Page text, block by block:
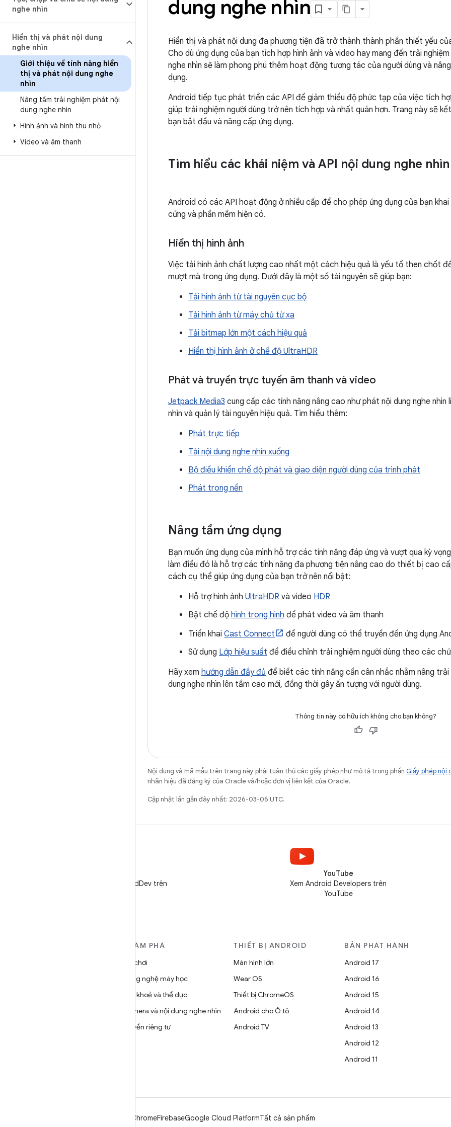
nghe nhìn
Hiển thị và phát nội dung
nghe nhìn
Giới thiệu về tính năng hiển
thị và phát nội dung nghe
nhìn
Nâng tầm trải nghiệm phát nội
dung nghe nhìn
Hình ảnh và hình thu nhỏ
Video và âm thanh
dung nghe nhìn
Hiển thị và phát nội dung đa phương tiện đã trở thành thành phần thiết yếu
Cho dù ứng dụng của bạn tích hợp hình ảnh và video hay mang đến trải
nghe nhìn sẽ làm phong phú thêm hoạt động tương tác của người dùng và
dụng.
Android tiếp tục phát triển các API để giảm thiểu độ phức tạp của việc tích
giúp trải nghiệm người dùng trở nên tích hợp và nhất quán hơn. Trang này sẽ
bạn bắt đầu và nâng cấp ứng dụng.
Tìm hiểu các khái niệm và API nội dung nghe
Android có các API hoạt động ở nhiều cấp để cho phép ứng dụng của bạn
cứng và phần mềm hiện có.
Hiển thị hình ảnh
Việc tải hình ảnh chất lượng cao nhất một cách hiệu quả là yếu tố then chốt
mượt mà trong ứng dụng. Dưới đây là một số tài nguyên sẽ giúp bạn:
Tải hình ảnh từ tài nguyên cục bộ
Tải hình ảnh từ máy chủ từ xa
Tải bitmap lớn một cách hiệu quả
Hiển thị hình ảnh ở chế độ UltraHDR
Phát và truyền trực tuyến âm thanh và video
Jetpack Media3 cung cấp các tính năng nâng cao như phát nội dung nghe nhìn
nhìn và quản lý tài nguyên hiệu quả. Tìm hiểu thêm:
Phát trực tiếp
Tải nội dung nghe nhìn xuống
Bộ điều khiển chế độ phát và giao diện người dùng của trình phát
Phát trong nền
Nâng tầm ứng dụng
Bạn muốn ứng dụng của mình hỗ trợ các tính năng đáp ứng và vượt qua kỳ
làm điều đó là hỗ trợ các tính năng đa phương tiện nâng cao do thiết bị cao
cách cụ thể giúp ứng dụng của bạn trở nên nổi bật:
Hỗ trợ hình ảnh UltraHDR và video HDR
Bật chế độ hình trong hình để phát video và âm thanh
Triển khai Cast Connect
để người dùng có thể truyền đến ứng dụng
Sử dụng Lớp hiệu suất để điều chỉnh trải nghiệm người dùng theo các
Hãy xem hướng dẫn đầy đủ để biết các tính năng cần cân nhắc nhằm nâng
dung nghe nhìn lên tầm cao mới, đồng thời gây ấn tượng với người dùng.
Thông tin này có hữu ích không cho bạn không?
Nội dung và mã mẫu trên trang này phải tuân thủ các giấy phép như mô tả trong phần Giấy phép nội
nhãn hiệu đã đăng ký của Oracle và/hoặc đơn vị liên kết của Oracle.
Cập nhật lần gần đây nhất: 2026-03-06 UTC.
Theo dõi @AndroidDev trên
YouTube
Xem Android Developers trên
YouTube
KHÁM PHÁ
Trò chơi
Công nghệ máy học
Sức khoẻ và thể dục
Camera và nội dung nghe nhìn
Quyền riêng tư
THIẾT BỊ ANDROID
Màn hình lớn
Wear OS
Thiết bị ChromeOS
Android cho Ô tô
Android TV
BẢN PHÁT HÀNH
Android 17
Android 16
Android 15
Android 14
Android 13
Android 12
Android 11
ChromeFirebaseGoogle Cloud PlatformTất cả sản phẩm